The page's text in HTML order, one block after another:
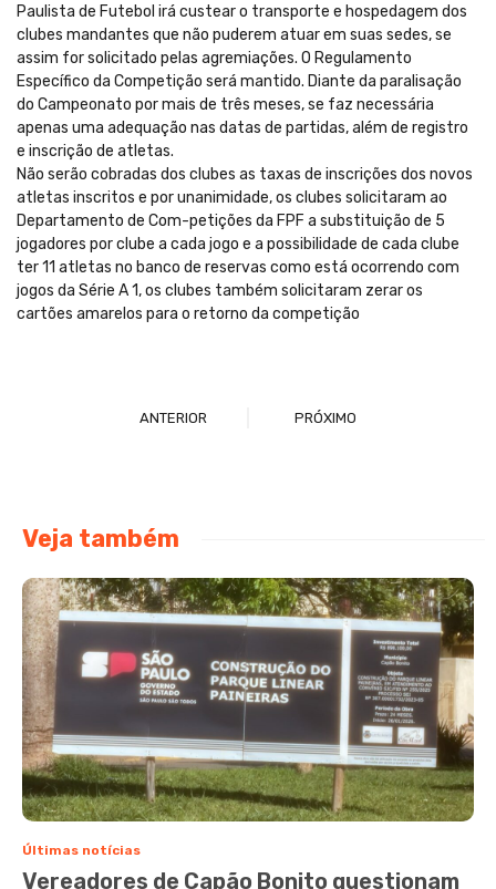
Paulista de Futebol irá custear o transporte e hospedagem dos
clubes mandantes que não puderem atuar em suas sedes, se
assim for solicitado pelas agremiações. O Regulamento
Específico da Competição será mantido. Diante da paralisação
do Campeonato por mais de três meses, se faz necessária
apenas uma adequação nas datas de partidas, além de registro
e inscrição de atletas.
Não serão cobradas dos clubes as taxas de inscrições dos novos
atletas inscritos e por unanimidade, os clubes solicitaram ao
Departamento de Com-petições da FPF a substituição de 5
jogadores por clube a cada jogo e a possibilidade de cada clube
ter 11 atletas no banco de reservas como está ocorrendo com
jogos da Série A 1, os clubes também solicitaram zerar os
cartões amarelos para o retorno da competição
ANTERIOR PRÓXIMO
Veja também
Últimas notícias
Vereadores de Capão Bonito questionam